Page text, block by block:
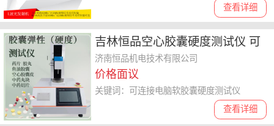
查看详细
吉林恒品空心胶囊硬度测试仪 可
连接电脑软胶囊硬度测试仪 支持
软件升级
济南恒品机电技术有限公司
价格面议
查看详细
关键词：可连接电脑软胶囊硬度测试仪